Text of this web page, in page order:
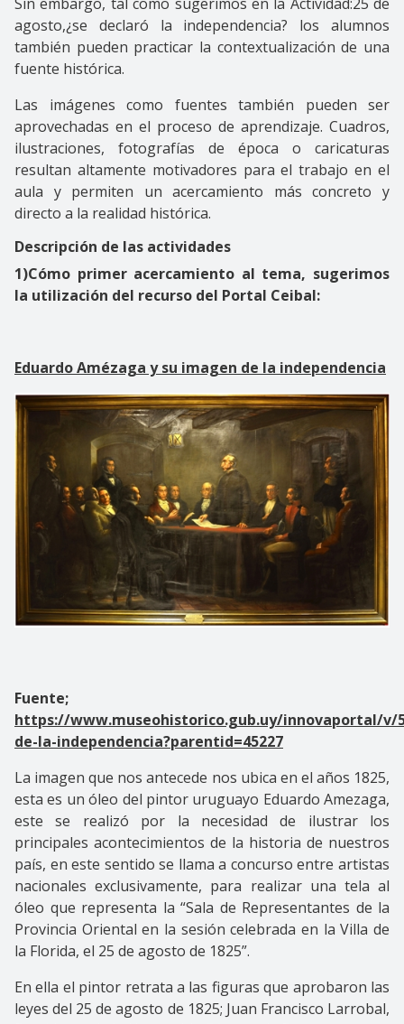
agosto,¿se declaró la independencia? los alumnos
también pueden practicar la contextualización de una
fuente histórica.
Las imágenes como fuentes también pueden ser
aprovechadas en el proceso de aprendizaje. Cuadros,
ilustraciones, fotografías de época o caricaturas
resultan altamente motivadores para el trabajo en el
aula y permiten un acercamiento más concreto y
directo a la realidad histórica.
Descripción de las actividades
1)Cómo primer acercamiento al tema, sugerimos
la utilización del recurso del Portal Ceibal:
Eduardo Amézaga y su imagen de la independencia
Fuente;
https://www.museohistorico.gub.uy/innovaportal/v/
de-la-independencia?parentid=45227
La imagen que nos antecede nos ubica en el años 1825,
esta es un óleo del pintor uruguayo Eduardo Amezaga,
este se realizó por la necesidad de ilustrar los
principales acontecimientos de la historia de nuestros
país, en este sentido se llama a concurso entre artistas
nacionales exclusivamente, para realizar una tela al
óleo que representa la “Sala de Representantes de la
Provincia Oriental en la sesión celebrada en la Villa de
la Florida, el 25 de agosto de 1825”.
En ella el pintor retrata a las figuras que aprobaron las
leyes del 25 de agosto de 1825; Juan Francisco Larrobal,